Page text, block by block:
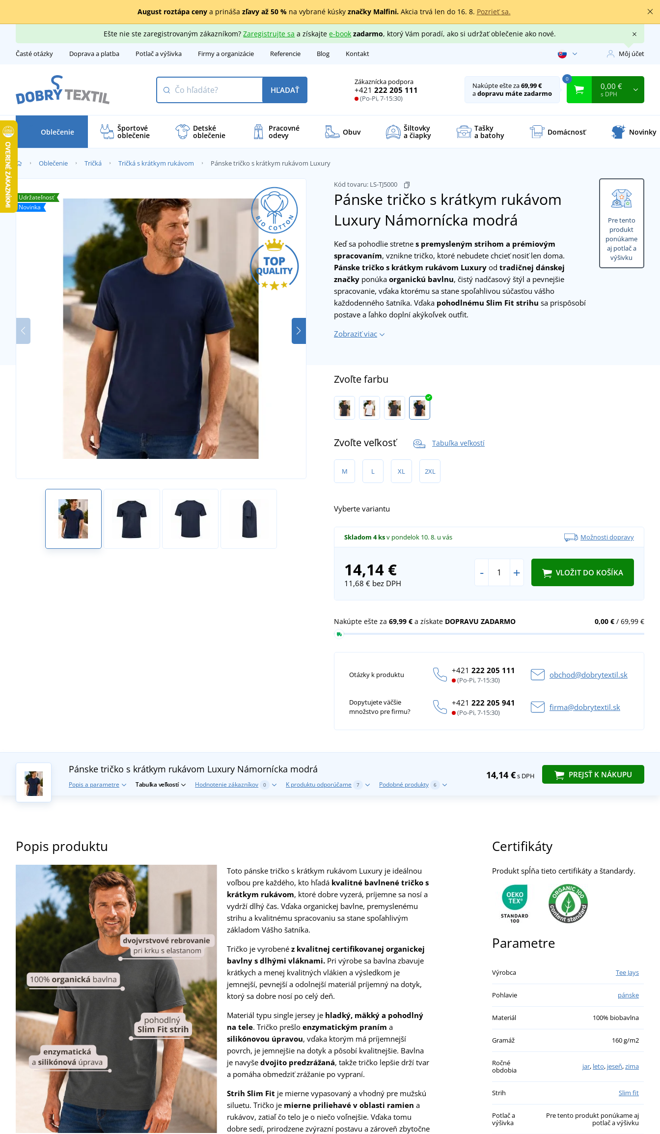
August roztápa cenya prináša zľavy až 50 %na vybrané kúsky značky Malfini.Akcia trvá len do 16. 8. Pozrieť sa.
Ešte nie ste zaregistrovaným zákazníkom?Zaregistrujte sa a získajtee-book zadarmo, ktorý Vám poradí, ako si udržať oblečenie ako nové.
Časté otázky Doprava a platba Potlač a výšivka Firmy a organizácie Referencie Blog Kontakt Môj účet
Zákaznícka podpora
+421 222 205 111
(Po-Pi, 7-15:30)
HĽADAŤ Nakúpte ešte za69,99 €
adopravu máte zadarmo
0
0,00 €
s DPH
Oblečenie Športové
oblečenie
Detské
oblečenie
Pracovné
odevy Obuv Šiltovky
a čiapky
Tašky
a batohy Domácnosť Novinky
Oblečenie Tričká Tričká s krátkym rukávom Pánske tričko s krátkym rukávom Luxury
Pre tento
produkt
ponúkame
aj potlač a
výšivku
Kód tovaru: LS-TJ5000
Pánske tričko s krátkym rukávom
Luxury Námornícka modrá
Udržateľnosť
Novinka
Keď sa pohodlie stretne s premysleným strihom a prémiovým
spracovaním, vznikne tričko, ktoré nebudete chcieť nosiť len doma.
Pánske tričko s krátkym rukávom Luxury od tradičnej dánskej
značky ponúka organickú bavlnu, čistý nadčasový štýl a pevnejšie
spracovanie, vďaka ktorému sa stane spoľahlivou súčasťou vášho
každodenného šatníka. Vďaka pohodlnému Slim Fit strihu sa prispôsobí
postave a ľahko doplní akýkoľvek outfit.
Zobraziť viac
Zvoľte farbu
Zvoľte veľkosť Tabuľka veľkostí
M L XL 2XL
Vyberte variantu
Skladom 4 ksv pondelok 10. 8. u vás Možnosti dopravy
14,14 €
11,68 €bez DPH
- + VLOŽIT DO KOŠÍKA
0,00 €/ 69,99 €
Nakúpte ešte za 69,99 € a získate DOPRAVU ZADARMO
Otázky k produktu +421222 205 111
(Po-Pi, 7-15:30)
obchod@dobrytextil.sk
Dopytujete väčšie
množstvo pre firmu?
+421222 205 941
(Po-Pi, 7-15:30)
firma@dobrytextil.sk
14,14 €s DPH PREJSŤ K NÁKUPU
Pánske tričko s krátkym rukávom Luxury Námornícka modrá
Popis a parametre Tabuľka veľkostí Hodnotenie zákazníkov 0 K produktu odporúčame 7 Podobné produkty 6
Popis produktu
Toto pánske tričko s krátkym rukávom Luxury je ideálnou
voľbou pre každého, kto hľadá kvalitné bavlnené tričko s
krátkym rukávom, ktoré dobre vyzerá, príjemne sa nosí a
vydrží dlhý čas. Vďaka organickej bavlne, premyslenému
strihu a kvalitnému spracovaniu sa stane spoľahlivým
základom Vášho šatníka.
Tričko je vyrobené z kvalitnej certifikovanej organickej
bavlny s dlhými vláknami. Pri výrobe sa bavlna zbavuje
krátkych a menej kvalitných vlákien a výsledkom je
jemnejší, pevnejší a odolnejší materiál príjemný na dotyk,
ktorý sa dobre nosí po celý deň.
Materiál typu single jersey je hladký, mäkký a pohodlný
na tele. Tričko prešlo enzymatickým praním a
silikónovou úpravou, vďaka ktorým má príjemnejší
povrch, je jemnejšie na dotyk a pôsobí kvalitnejšie. Bavlna
je navyše dvojito predzrážaná, takže tričko lepšie drží tvar
a pomáha obmedziť zrážanie po vypraní.
Strih Slim Fit je mierne vypasovaný a vhodný pre mužskú
siluetu. Tričko je mierne priliehavé v oblasti ramien a
rukávov, zatiaľ čo telo je o niečo voľnejšie. Vďaka tomu
dobre sedí, prirodzene zvýrazní postavu a zároveň zbytočne
Certifikáty
Produkt spĺňa tieto certifikáty a štandardy.
Parametre
Výrobca Tee Jays
Pohlavie pánske
Materiál 100% biobavlna
Gramáž 160 g/m2
Ročné
obdobia
jar, leto, jeseň,zima
Strih Slim fit
Potlač a
výšivka
Pre tento produkt ponúkame aj
potlač a výšivku